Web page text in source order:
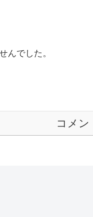
んでした。
コメン